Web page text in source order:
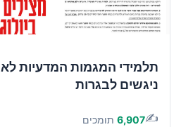
תלמידי המגמות המדעיות לא
ניגשים לבגרות
✍️
6,907 תומכים